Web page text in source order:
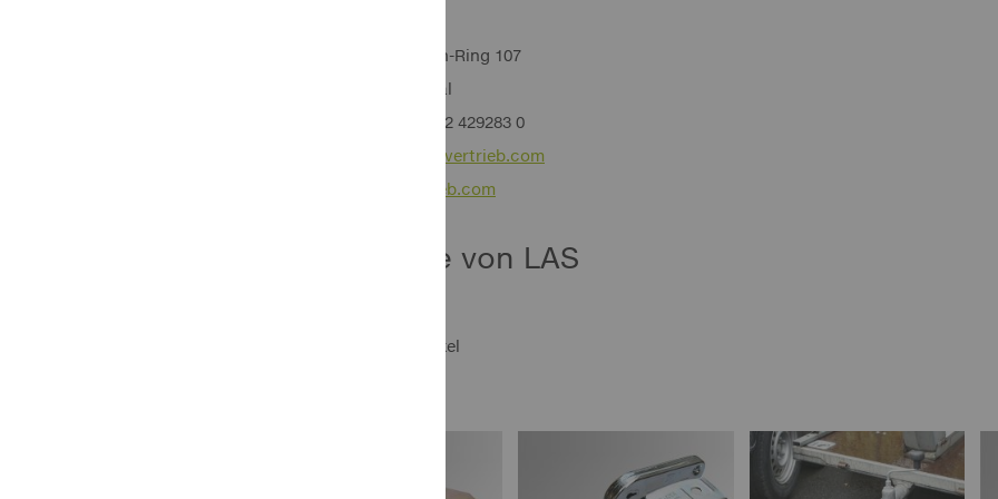
Otto-Hausmann-Ring 107
42115 Wuppertal
Telefon: 0049 202 429283 0
http://www.eal-vertrieb.com
info@eal-vertrieb.com
Produkte von LAS
Artikel